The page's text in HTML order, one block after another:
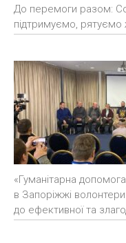
До перемоги разом:
підтримуємо, рятуємо
«Гуманітарна
в Запоріжжі
до ефективної та